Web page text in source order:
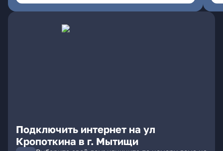
Подключить интернет на ул
Кропоткина в г. Мытищи